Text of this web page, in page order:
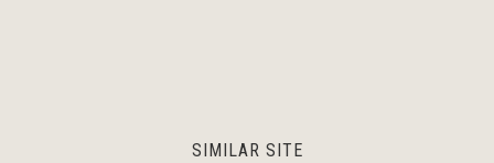
SIMILAR SITE